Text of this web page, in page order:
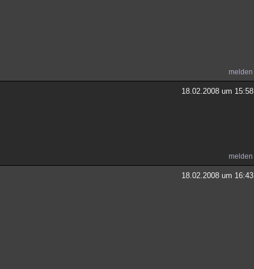
melden
18.02.2008 um 15:58
melden
18.02.2008 um 16:43